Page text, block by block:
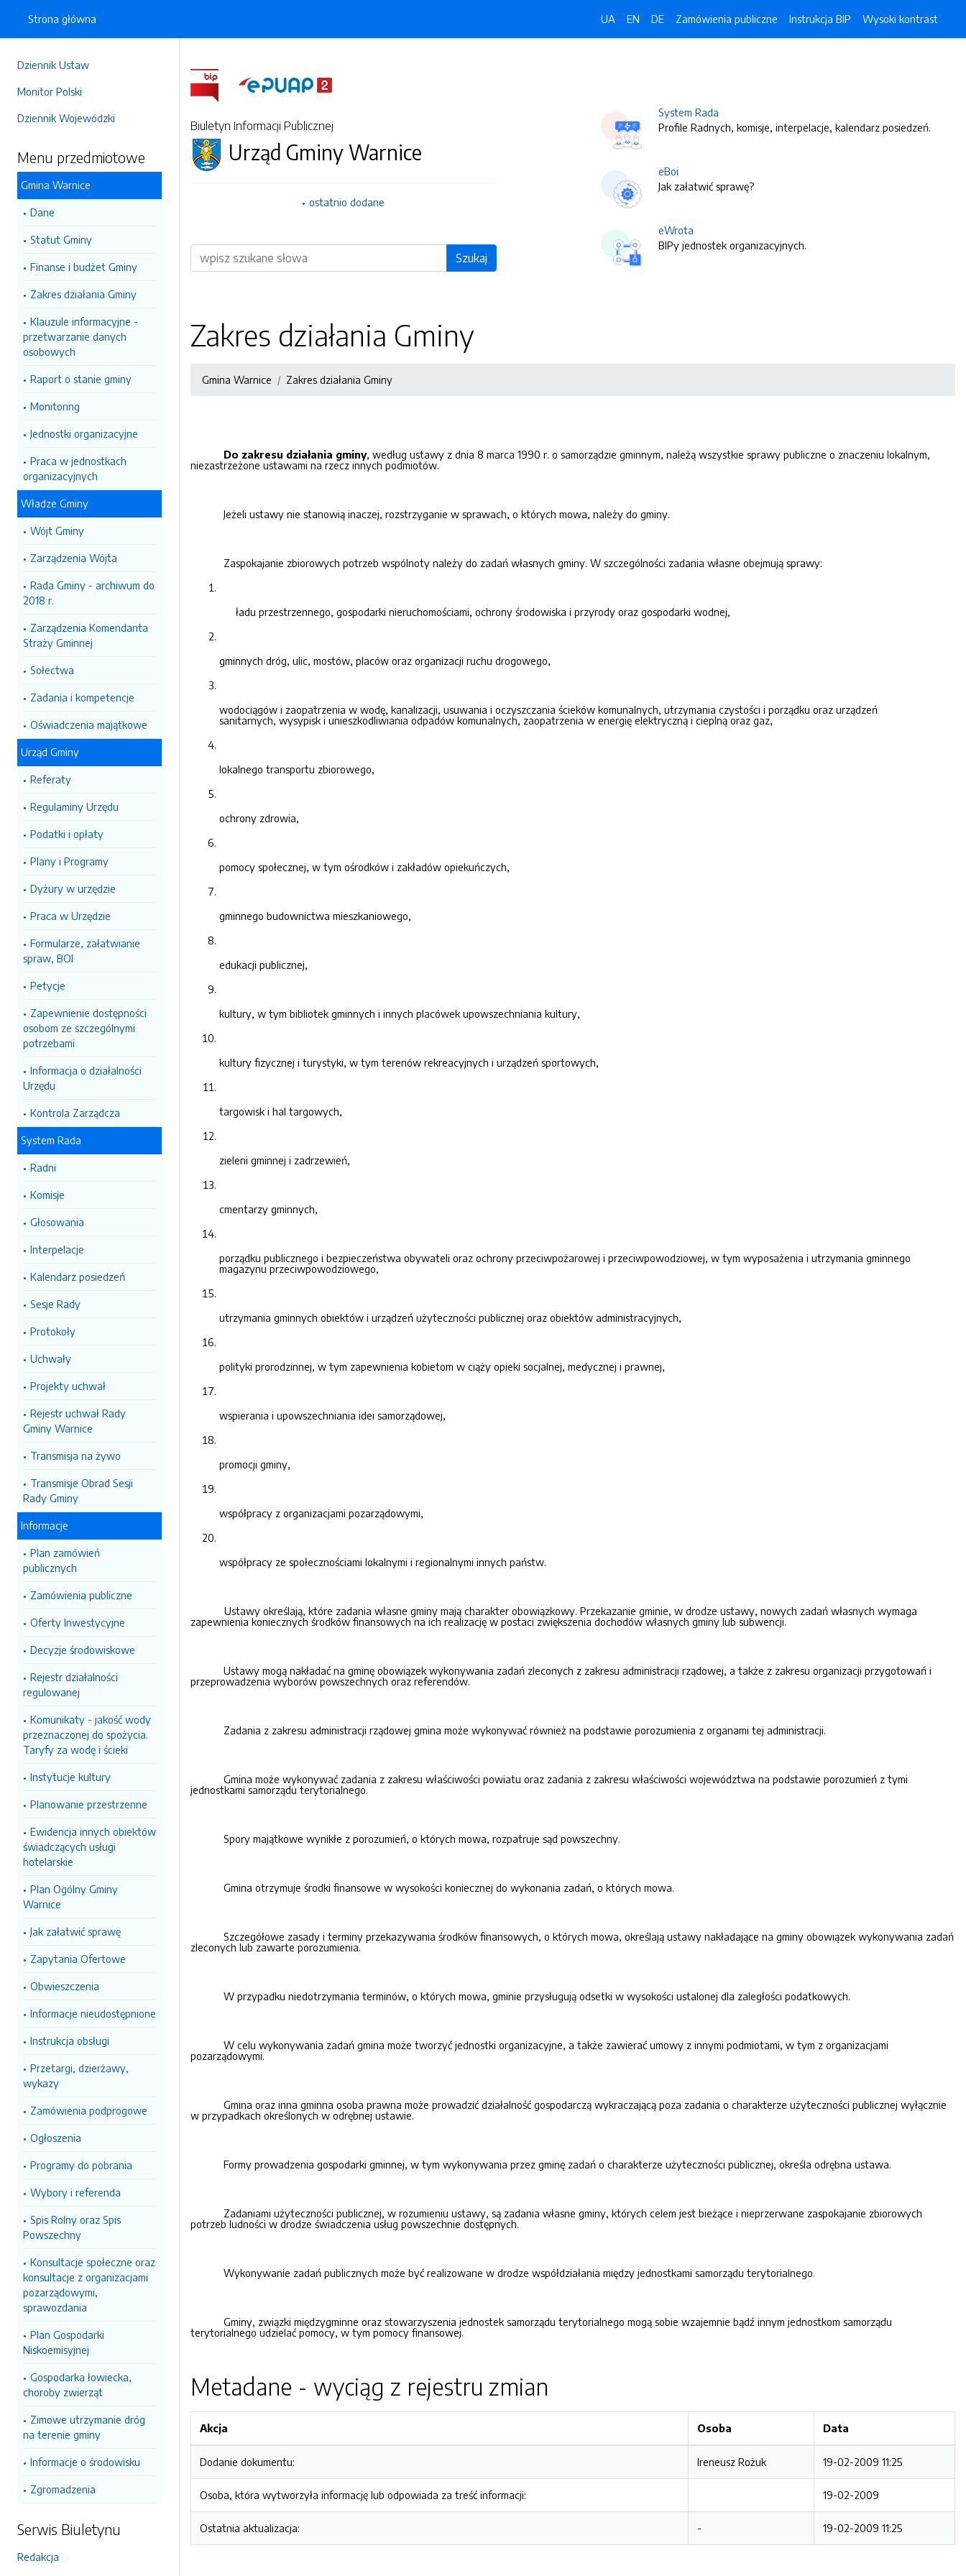
Dziennik Ustaw
Monitor Polski
Dziennik Wojewódzki
Menu przedmiotowe
Gmina Warnice
Dane
Statut Gminy
Finanse i budżet Gminy
Zakres działania Gminy
Klauzule informacyjne -
przetwarzanie danych
osobowych
Raport o stanie gminy
Monitoring
Jednostki organizacyjne
Praca w jednostkach
organizacyjnych
Władze Gminy
Wójt Gminy
Zarządzenia Wójta
Rada Gminy - archiwum do
2018 r.
Zarządzenia Komendanta
Straży Gminnej
Sołectwa
Zadania i kompetencje
Oświadczenia majątkowe
Urząd Gminy
Referaty
Regulaminy Urzędu
Podatki i opłaty
Plany i Programy
Dyżury w urzędzie
Praca w Urzędzie
Formularze, załatwianie
spraw, BOI
Petycje
Zapewnienie dostępności
osobom ze szczególnymi
potrzebami
Informacja o działalności
Urzędu
Kontrola Zarządcza
System Rada
Radni
Komisje
Głosowania
Interpelacje
Kalendarz posiedzeń
Sesje Rady
Protokoły
Uchwały
Projekty uchwał
Rejestr uchwał Rady
Gminy Warnice
Transmisja na żywo
Transmisje Obrad Sesji
Rady Gminy
Informacje
Plan zamówień
publicznych
Zamówienia publiczne
Oferty Inwestycyjne
Decyzje środowiskowe
Rejestr działalności
regulowanej
Komunikaty - jakość wody
przeznaczonej do spożycia.
Taryfy za wodę i ścieki
Instytucje kultury
Planowanie przestrzenne
Ewidencja innych obiektów
świadczących usługi
hotelarskie
Plan Ogólny Gminy
Warnice
Jak załatwić sprawę
Zapytania Ofertowe
Obwieszczenia
Informacje nieudostępnione
Instrukcja obsługi
Przetargi, dzierżawy,
wykazy
Zamówienia podprogowe
Ogłoszenia
Programy do pobrania
Wybory i referenda
Spis Rolny oraz Spis
Powszechny
Konsultacje społeczne oraz
konsultacje z organizacjami
pozarządowymi,
sprawozdania
Plan Gospodarki
Niskoemisyjnej
Gospodarka łowiecka,
choroby zwierząt
Zimowe utrzymanie dróg
na terenie gminy
Informacje o środowisku
Zgromadzenia
Serwis Biuletynu
Redakcja
Strona główna UA EN DE Zamówienia publiczne Instrukcja BIP Wysoki kontrast
Biuletyn Informacji Publicznej
Urząd Gminy Warnice
ostatnio dodane
Wyszukiwarka Szukaj
System Rada
Profile Radnych, komisje, interpelacje, kalendarz posiedzeń.
eBoi
Jak załatwić sprawę?
eWrota
BIPy jednostek organizacyjnych.
Zakres działania Gminy
Gmina Warnice Zakres działania Gminy
Do zakresu działania gminy, według ustawy z dnia 8 marca 1990 r. o samorządzie gminnym, należą wszystkie sprawy publiczne o znaczeniu lokalnym,
niezastrzeżone ustawami na rzecz innych podmiotów.
Jeżeli ustawy nie stanowią inaczej, rozstrzyganie w sprawach, o których mowa, należy do gminy.
Zaspokajanie zbiorowych potrzeb wspólnoty należy do zadań własnych gminy. W szczególności zadania własne obejmują sprawy:
ładu przestrzennego, gospodarki nieruchomościami, ochrony środowiska i przyrody oraz gospodarki wodnej,
gminnych dróg, ulic, mostów, placów oraz organizacji ruchu drogowego,
wodociągów i zaopatrzenia w wodę, kanalizacji, usuwania i oczyszczania ścieków komunalnych, utrzymania czystości i porządku oraz urządzeń
sanitarnych, wysypisk i unieszkodliwiania odpadów komunalnych, zaopatrzenia w energię elektryczną i cieplną oraz gaz,
lokalnego transportu zbiorowego,
ochrony zdrowia,
pomocy społecznej, w tym ośrodków i zakładów opiekuńczych,
gminnego budownictwa mieszkaniowego,
edukacji publicznej,
kultury, w tym bibliotek gminnych i innych placówek upowszechniania kultury,
kultury fizycznej i turystyki, w tym terenów rekreacyjnych i urządzeń sportowych,
targowisk i hal targowych,
zieleni gminnej i zadrzewień,
cmentarzy gminnych,
porządku publicznego i bezpieczeństwa obywateli oraz ochrony przeciwpożarowej i przeciwpowodziowej, w tym wyposażenia i utrzymania gminnego
magazynu przeciwpowodziowego,
utrzymania gminnych obiektów i urządzeń użyteczności publicznej oraz obiektów administracyjnych,
polityki prorodzinnej, w tym zapewnienia kobietom w ciąży opieki socjalnej, medycznej i prawnej,
wspierania i upowszechniania idei samorządowej,
promocji gminy,
współpracy z organizacjami pozarządowymi,
współpracy ze społecznościami lokalnymi i regionalnymi innych państw.
Ustawy określają, które zadania własne gminy mają charakter obowiązkowy. Przekazanie gminie, w drodze ustawy, nowych zadań własnych wymaga
zapewnienia koniecznych środków finansowych na ich realizację w postaci zwiększenia dochodów własnych gminy lub subwencji.
Ustawy mogą nakładać na gminę obowiązek wykonywania zadań zleconych z zakresu administracji rządowej, a także z zakresu organizacji przygotowań i
przeprowadzenia wyborów powszechnych oraz referendów.
Zadania z zakresu administracji rządowej gmina może wykonywać również na podstawie porozumienia z organami tej administracji.
Gmina może wykonywać zadania z zakresu właściwości powiatu oraz zadania z zakresu właściwości województwa na podstawie porozumień z tymi
jednostkami samorządu terytorialnego.
Spory majątkowe wynikłe z porozumień, o których mowa, rozpatruje sąd powszechny.
Gmina otrzymuje środki finansowe w wysokości koniecznej do wykonania zadań, o których mowa.
Szczegółowe zasady i terminy przekazywania środków finansowych, o których mowa, określają ustawy nakładające na gminy obowiązek wykonywania zadań
zleconych lub zawarte porozumienia.
W przypadku niedotrzymania terminów, o których mowa, gminie przysługują odsetki w wysokości ustalonej dla zaległości podatkowych.
W celu wykonywania zadań gmina może tworzyć jednostki organizacyjne, a także zawierać umowy z innymi podmiotami, w tym z organizacjami
pozarządowymi.
Gmina oraz inna gminna osoba prawna może prowadzić działalność gospodarczą wykraczającą poza zadania o charakterze użyteczności publicznej wyłącznie
w przypadkach określonych w odrębnej ustawie.
Formy prowadzenia gospodarki gminnej, w tym wykonywania przez gminę zadań o charakterze użyteczności publicznej, określa odrębna ustawa.
Zadaniami użyteczności publicznej, w rozumieniu ustawy, są zadania własne gminy, których celem jest bieżące i nieprzerwane zaspokajanie zbiorowych
potrzeb ludności w drodze świadczenia usług powszechnie dostępnych.
Wykonywanie zadań publicznych może być realizowane w drodze współdziałania między jednostkami samorządu terytorialnego.
Gminy, związki międzygminne oraz stowarzyszenia jednostek samorządu terytorialnego mogą sobie wzajemnie bądź innym jednostkom samorządu
terytorialnego udzielać pomocy, w tym pomocy finansowej.
Metadane - wyciąg z rejestru zmian
Akcja Osoba Data
Dodanie dokumentu: Ireneusz Rożuk 19-02-2009 11:25
Osoba, która wytworzyła informację lub odpowiada za treść informacji: 19-02-2009
Ostatnia aktualizacja: - 19-02-2009 11:25